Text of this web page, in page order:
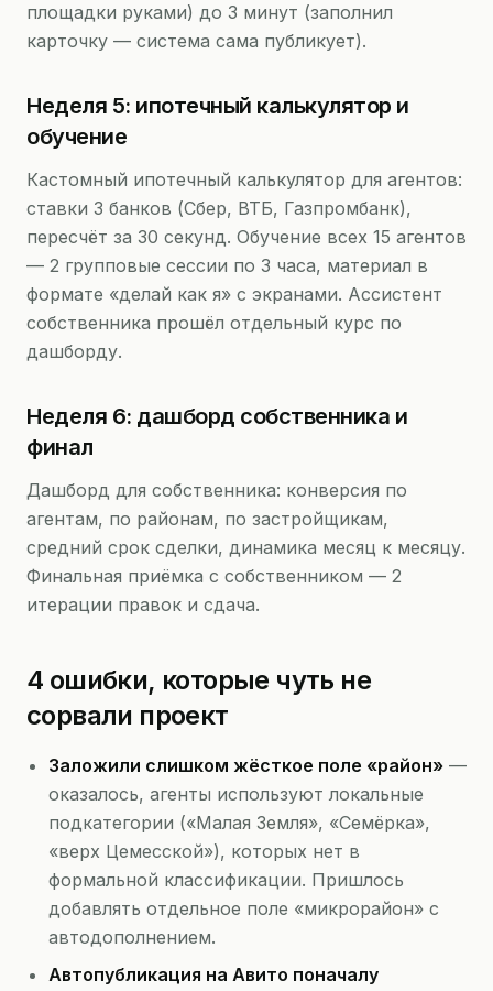
площадки руками) до 3 минут (заполнил
карточку — система сама публикует).
Неделя 5: ипотечный калькулятор и
обучение
Кастомный ипотечный калькулятор для агентов:
ставки 3 банков (Сбер, ВТБ, Газпромбанк),
пересчёт за 30 секунд. Обучение всех 15 агентов
— 2 групповые сессии по 3 часа, материал в
формате «делай как я» с экранами. Ассистент
собственника прошёл отдельный курс по
дашборду.
Неделя 6: дашборд собственника и
финал
Дашборд для собственника: конверсия по
агентам, по районам, по застройщикам,
средний срок сделки, динамика месяц к месяцу.
Финальная приёмка с собственником — 2
итерации правок и сдача.
4 ошибки, которые чуть не
сорвали проект
Заложили слишком жёсткое поле «район» —
оказалось, агенты используют локальные
подкатегории («Малая Земля», «Семёрка»,
«верх Цемесской»), которых нет в
формальной классификации. Пришлось
добавлять отдельное поле «микрорайон» с
автодополнением.
Автопубликация на Авито поначалу